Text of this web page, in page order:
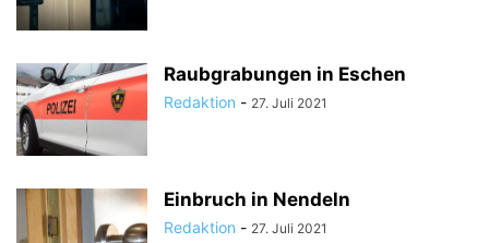
Raubgrabungen in Eschen
Redaktion - 27. Juli 2021
Einbruch in Nendeln
Redaktion - 27. Juli 2021